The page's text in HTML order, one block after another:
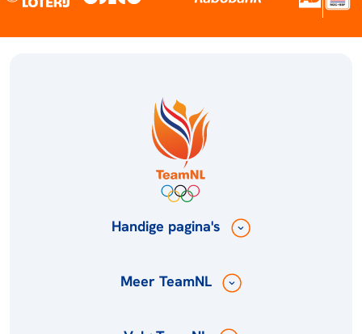
Handige pagina's
Meer TeamNL